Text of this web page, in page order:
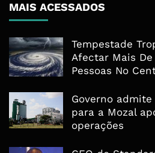
MAIS ACESSADOS
Tempestade
Afectar Mais
Pessoas No
Governo
para a Mozal
operações